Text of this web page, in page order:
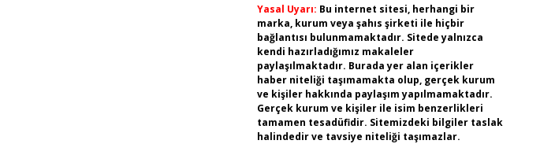
Yasal Uyarı: Bu internet sitesi, herhangi bir
marka, kurum veya şahıs şirketi ile hiçbir
bağlantısı bulunmamaktadır. Sitede yalnızca
kendi hazırladığımız makaleler
paylaşılmaktadır. Burada yer alan içerikler
haber niteliği taşımamakta olup, gerçek kurum
ve kişiler hakkında paylaşım yapılmamaktadır.
Gerçek kurum ve kişiler ile isim benzerlikleri
tamamen tesadüfidir. Sitemizdeki bilgiler taslak
halindedir ve tavsiye niteliği taşımazlar.